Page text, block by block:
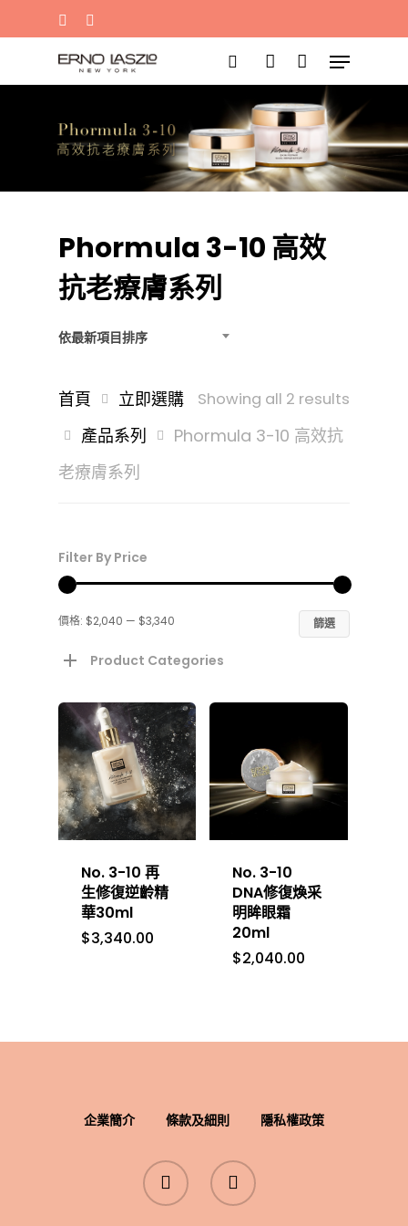
請輸入文字並按「Enter」鍵搜尋，或按
蛋白水
Sleep mask
Phormula 3-10 高效
抗老療膚系列
依最新項目排序
Showing all 2 results
首頁
立即選購
產品系列
Phormula 3-10 高效抗
老療膚系列
Filter By Price
最
最
篩選
價格: $2,040 — $3,340
Product Categories
No. 3-10 再
生修復逆齡精
華30ml
$3,340.00
No. 3-10
DNA修復煥采
明眸眼霜
20ml
$2,040.00
企業簡介 條款及細則 隱私權政策
Exclusive Sets 限定套
護膚產品
Cleansers 潔面
Exclusive Sets 限定
Eye Cares 眼部護理
Masks 面膜
Moisturizers 面霜
Serums 精華
Firmarine 水漾藍藻
Hydra-Therapy 水療
Phormula 3-10 高效
系列
肌膚問題
Dryness 保濕鎖水
Fine Lines &
衰老
Redness 舒緩鎮靜
Uneven Skin Tone
達人分享
活動花絮
聯絡我們